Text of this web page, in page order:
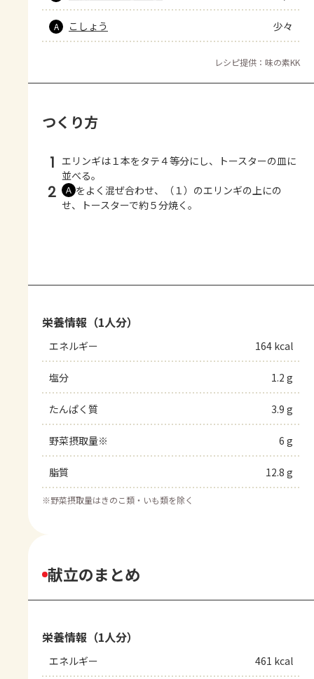
A こしょう 少々
レシピ提供：味の素KK
つくり方
1 エリンギは１本をタテ４等分にし、トースターの皿に
並べる。
2 Ａ をよく混ぜ合わせ、（１）のエリンギの上にの
せ、トースターで約５分焼く。
栄養情報（1人分）
エネルギー 164 kcal
塩分 1.2 g
たんぱく質 3.9 g
野菜摂取量※ 6 g
脂質 12.8 g
※野菜摂取量はきのこ類・いも類を除く
献立のまとめ
栄養情報（1人分）
エネルギー 461 kcal